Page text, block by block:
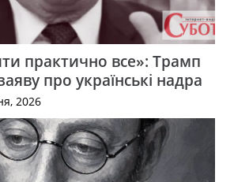
практично все»: Трамп
про українські надра
2026